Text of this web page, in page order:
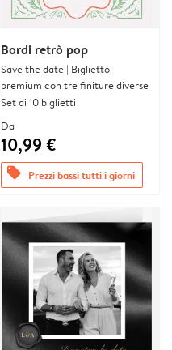
Bordi retrò pop
Save the date | Biglietto
premium con tre finiture diverse
Set di 10 biglietti
Da
10,99 €
offers Prezzi bassi tutti i giorni